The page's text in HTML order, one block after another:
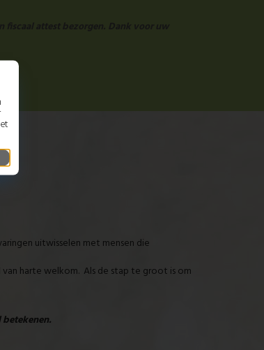
uitwisselen met mensen die
harte welkom. Als de stap te groot is om
Putte.